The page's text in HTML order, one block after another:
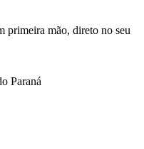
primeira mão, direto no seu
Paraná